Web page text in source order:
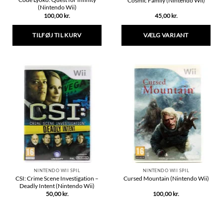
(Nintendo Wii)
100,00 kr.
TILFØJ TIL KURV
45,00 kr.
VÆLG VARIANT
har
flere
varianter.
Mulighederne
kan
vælges
på
varesiden
NINTENDO WII SPIL
CSI: Crime Scene Investigation –
Deadly Intent (Nintendo Wii)
50,00 kr.
NINTENDO WII SPIL
Cursed Mountain (Nintendo Wii)
100,00 kr.